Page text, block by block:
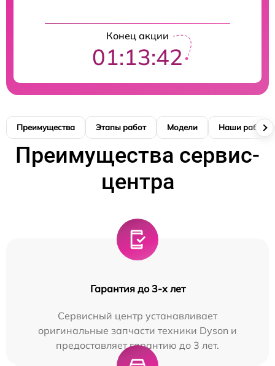
Конец акции
01:13:41
Преимущества Этапы работ Модели Наши работы
Преимущества сервис-
центра
Гарантия до 3-х лет
Сервисный центр устанавливает
оригинальные запчасти техники Dyson и
предоставляет гарантию до 3 лет.